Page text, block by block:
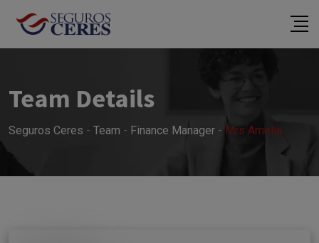
contenido
Team Details
Seguros Ceres - Team - Finance Manager - Mrs Amelia